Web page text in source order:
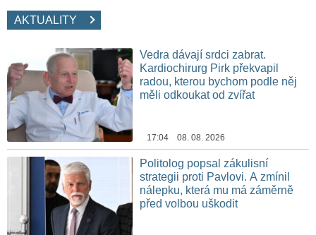
AKTUALITY
Vedra dávají srdci zabrat.
Kardiochirurg Pirk překvapil
radou, kterou bychom podle něj
měli odkoukat od zvířat
17:04 08. 08. 2026
Politolog popsal zákulisní
strategii proti Pavlovi. A zmínil
nálepku, která mu má záměrně
před volbou uškodit